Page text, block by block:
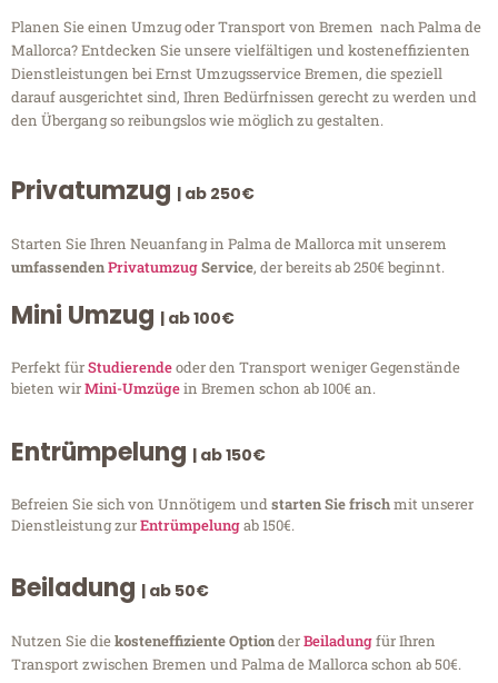
Planen Sie einen Umzug oder Transport von Bremen nach Palma de
Mallorca? Entdecken Sie unsere vielfältigen und kosteneffizienten
Dienstleistungen bei Ernst Umzugsservice Bremen, die speziell
darauf ausgerichtet sind, Ihren Bedürfnissen gerecht zu werden und
den Übergang so reibungslos wie möglich zu gestalten.
Privatumzug | ab 250€
Starten Sie Ihren Neuanfang in Palma de Mallorca mit unserem
umfassendenPrivatumzugService, der bereits ab 250€ beginnt.
Mini Umzug | ab 100€
Perfekt fürStudierendeoder den Transport weniger Gegenstände
bieten wirMini-Umzügein Bremen schon ab 100€ an.
Entrümpelung | ab 150€
Befreien Sie sich von Unnötigem undstarten Sie frischmit unserer
Dienstleistung zurEntrümpelungab 150€.
Beiladung | ab 50€
Nutzen Sie diekosteneffiziente OptionderBeiladungfür Ihren
Transport zwischen Bremen und Palma de Mallorca schon ab 50€.